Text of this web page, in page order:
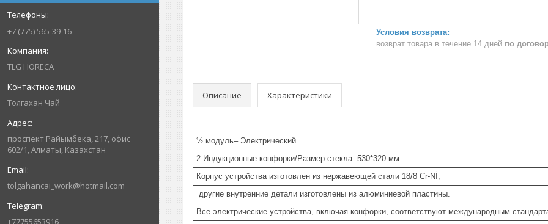
+7 (775) 565-39-16
TLG HORECA
Толгахан Чай
проспект Райымбека, 217, офис
602/1, Алматы, Казахстан
tolgahancai_work@hotmail.com
+77755653916
возврат товара в течение 14 дней по
Описание Характеристики
½ модуль– Электрический
2 Индукционные конфорки/Размер стекла: 530*320 мм
Корпус устройства изготовлен из нержавеющей стали 18/8 Cr-Nİ,
другие внутренние детали изготовлены из алюминиевой пластины.
Все электрические устройства, включая конфорки, соответствуют международным